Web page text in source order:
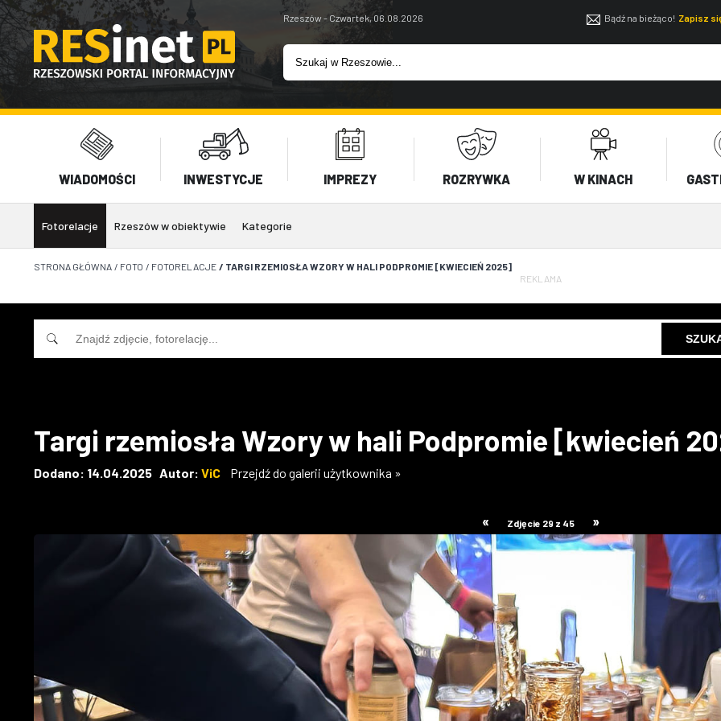
Rzeszów - Czwartek, 06.08.2026 Bądź na bieżąco! Zapisz
WIADOMOŚCI INWESTYCJE IMPREZY ROZRYWKA W KINACH
Fotorelacje Rzeszów w obiektywie Kategorie
STRONA GŁÓWNA / FOTO / FOTORELACJE / TARGI RZEMIOSŁA WZORY W HALI PODPROMIE [KWIECIEŃ 2025]
REKLAMA
Targi rzemiosła Wzory w hali Podpromie [kwiecień
Dodano: 14.04.2025 Autor: ViC Przejdź do galerii użytkownika »
« Zdjęcie 29 z 45 »